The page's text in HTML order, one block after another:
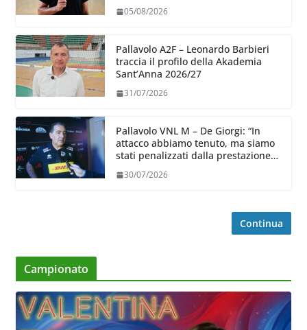
05/08/2026
Pallavolo A2F – Leonardo Barbieri
traccia il profilo della Akademia
Sant’Anna 2026/27
31/07/2026
Pallavolo VNL M – De Giorgi: “In
attacco abbiamo tenuto, ma siamo
stati penalizzati dalla prestazione
30/07/2026
Continua
Campionato